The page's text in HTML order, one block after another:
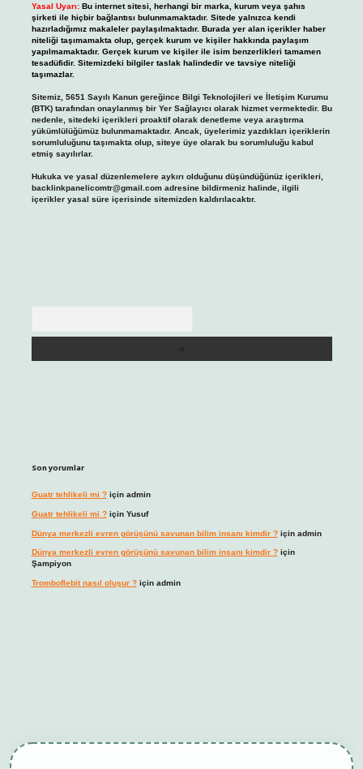
Yasal Uyarı: Bu internet sitesi, herhangi bir marka, kurum veya şahıs
şirketi ile hiçbir bağlantısı bulunmamaktadır. Sitede yalnızca kendi
hazırladığımız makaleler paylaşılmaktadır. Burada yer alan içerikler haber
niteliği taşımamakta olup, gerçek kurum ve kişiler hakkında paylaşım
yapılmamaktadır. Gerçek kurum ve kişiler ile isim benzerlikleri tamamen
tesadüfidir. Sitemizdeki bilgiler taslak halindedir ve tavsiye niteliği
taşımazlar.
Sitemiz, 5651 Sayılı Kanun gereğince Bilgi Teknolojileri ve İletişim Kurumu
(BTK) tarafından onaylanmış bir Yer Sağlayıcı olarak hizmet vermektedir. Bu
nedenle, sitedeki içerikleri proaktif olarak denetleme veya araştırma
yükümlülüğümüz bulunmamaktadır. Ancak, üyelerimiz yazdıkları içeriklerin
sorumluluğunu taşımakta olup, siteye üye olarak bu sorumluluğu kabul
etmiş sayılırlar.
Hukuka ve yasal düzenlemelere aykırı olduğunu düşündüğünüz içerikleri,
backlinkpanelicomtr@gmail.comadresine bildirmeniz halinde, ilgili
içerikler yasal süre içerisinde sitemizden kaldırılacaktır.
Son yorumlar
Guatr tehlikeli mi ?için admin
Guatr tehlikeli mi ?için Yusuf
Dünya merkezli evren görüşünü savunan bilim insanı kimdir ?için admin
Dünya merkezli evren görüşünü savunan bilim insanı kimdir ?için
Şampiyon
Tromboflebit nasıl oluşur ?için admin